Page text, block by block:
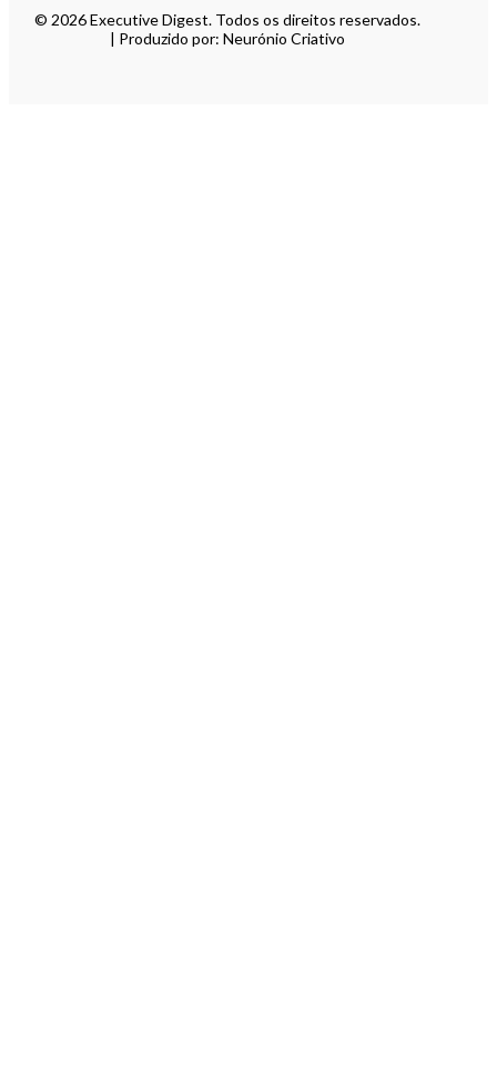
© 2026 Executive Digest. Todos os direitos reservados.
| Produzido por: Neurónio Criativo